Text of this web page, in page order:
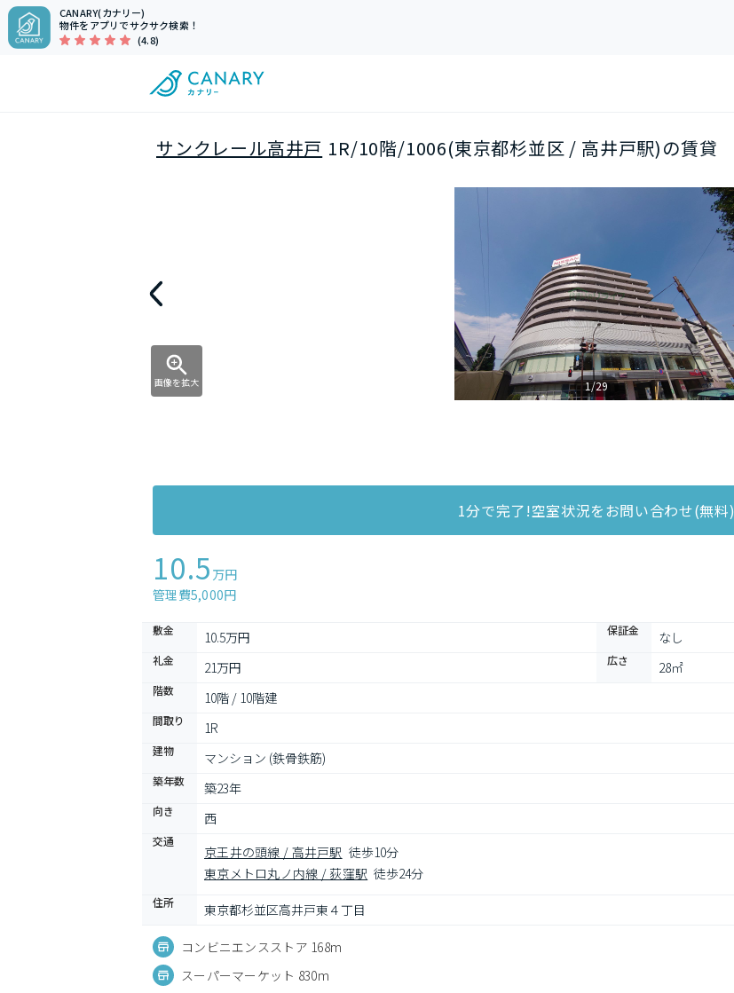
CANARY(カナリー)
物件をアプリでサクサク検索！
(4.8)
サンクレール高井戸 1R/10階/1006(東京都杉並区 / 高井戸駅)の賃貸
画像を拡大 1/29
1分で完了!空室状況をお問い合わせ(無料)
10.5 万円
管理費5,000円
敷金 10.5万円 保証金 なし
礼金 21万円 広さ 28㎡
階数 10階 / 10階建
間取り 1R
建物 マンション (鉄骨鉄筋)
築年数 築23年
向き 西
交通
京王井の頭線 / 高井戸駅 徒歩10分
東京メトロ丸ノ内線 / 荻窪駅 徒歩24分
住所 東京都杉並区高井戸東４丁目
コンビニエンスストア 168m
スーパーマーケット 830m